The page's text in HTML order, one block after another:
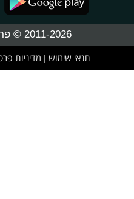
2011-2026 © פרוגי תקשורת בע"מ
תנאי שימוש מדיניות